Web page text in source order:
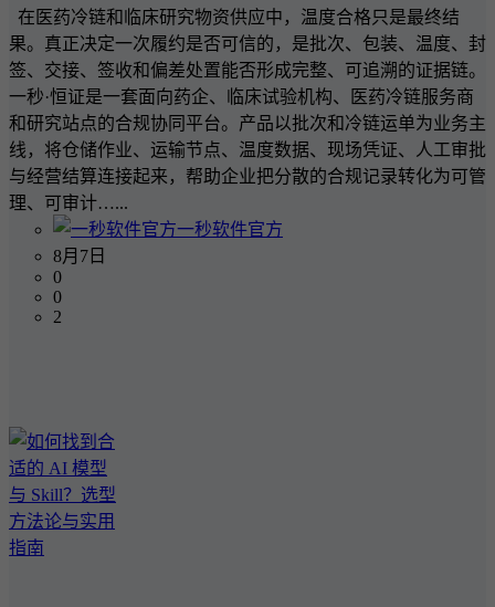
在医药冷链和临床研究物资供应中，温度合格只是最终结
果。真正决定一次履约是否可信的，是批次、包装、温度、封
签、交接、签收和偏差处置能否形成完整、可追溯的证据链。
一秒·恒证是一套面向药企、临床试验机构、医药冷链服务商
和研究站点的合规协同平台。产品以批次和冷链运单为业务主
线，将仓储作业、运输节点、温度数据、现场凭证、人工审批
与经营结算连接起来，帮助企业把分散的合规记录转化为可管
理、可审计…...
一秒软件官方
8月7日
0
0
2